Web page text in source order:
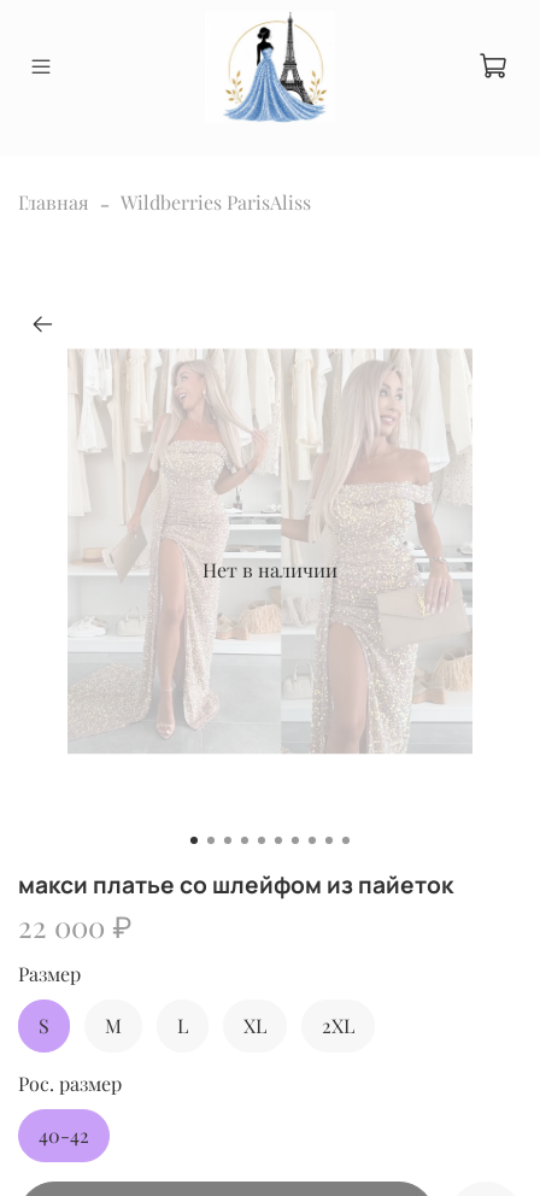
Главная Wildberries ParisAliss
Нет в наличии
макси платье со шлейфом из пайеток
22 000 ₽
Размер
S M L XL 2XL
Рос. размер
40-42